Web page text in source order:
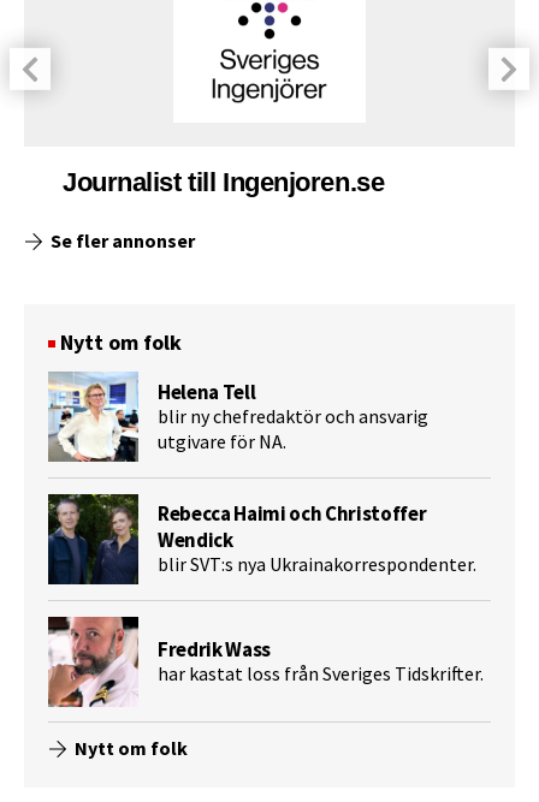
Journalist till Ingenjoren.se
Se fler annonser
Nytt om folk
Helena Tell
blir ny chefredaktör och ansvarig
utgivare för NA.
Rebecca Haimi och Christoffer
Wendick
blir SVT:s nya Ukrainakorrespondenter.
Fredrik Wass
har kastat loss från Sveriges Tidskrifter.
Nytt om folk